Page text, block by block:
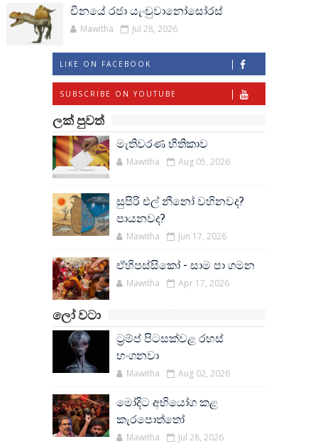
චීනයේ රජා යැංචුවානෝසෝරස්
Mawitha Jul 28, 2026
LIKE ON FACEBOOK
SUBSCRIBE ON YOUTUBE
ලක් පුවත්
මැතිවරණ භීතිකාව
Mawitha Aug 05, 2026
සුපිරි එල් නීනෝ වහිනවද?
පායනවද?
Mawitha Jun 17, 2026
ඒහිපස්සිකෝ - සාම පා ගමන
Mawitha Apr 17, 2026
ලෝ වටා
ට්‍රම්ප් පිටසක්වළ රහස්
හංගනවා
Mawitha Aug 02, 2026
මෝදිට අභියෝග කළ
කැරපොත්තෝ
Mawitha Jul 28, 2026